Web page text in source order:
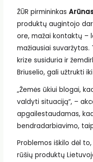
ŽŪR pirmininkas
produktų augintojo
ore, mažai kontaktų –
mažiausiai
krize susiduria ir
Briuselio, gali užtrukti
„Žemės ūkiui blogai,
valdyti situaciją“, –
apgailestaudamas,
bendradarbiavimo,
Problemos iškilo dėl
rūšių produktų